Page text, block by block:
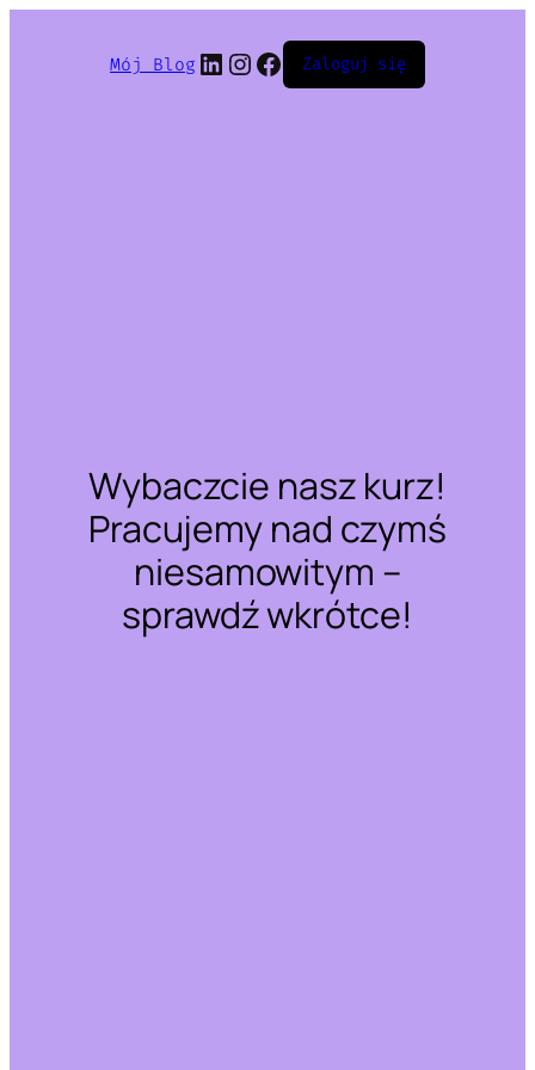
Mój Blog LinkedIn
Instagram
Facebook
Zaloguj się
Wybaczcie nasz kurz!
Pracujemy nad czymś
niesamowitym –
sprawdź wkrótce!